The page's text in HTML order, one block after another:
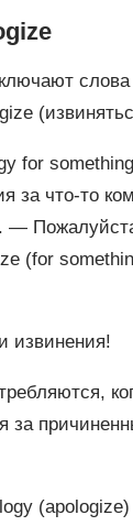
слова
for
за что-то
—
(for
извинения!
за